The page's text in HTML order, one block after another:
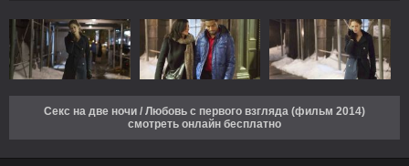
Секс на две ночи / Любовь с первого взгляда (фильм 2014)
смотреть онлайн бесплатно